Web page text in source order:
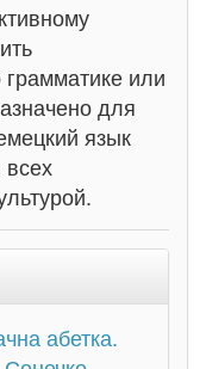
или
для
язык